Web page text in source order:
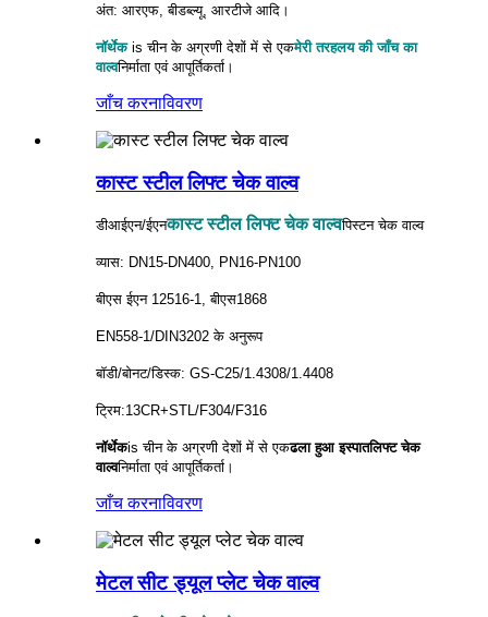
अंत: आरएफ, बीडब्ल्यू, आरटीजे आदि।
नॉर्थेक is चीन के अग्रणी देशों में से एकमेरी तरहलय की जाँच का
वाल्वनिर्माता एवं आपूर्तिकर्ता।
जाँच करनाविवरण
कास्ट स्टील लिफ्ट चेक वाल्व
डीआईएन/ईएनकास्ट स्टील लिफ्ट चेक वाल्वपिस्टन चेक वाल्व
व्यास: DN15-DN400, PN16-PN100
बीएस ईएन 12516-1, बीएस1868
EN558-1/DIN3202 के अनुरूप
बॉडी/बोनट/डिस्क: GS-C25/1.4308/1.4408
ट्रिम:13CR+STL/F304/F316
नॉर्थेकis चीन के अग्रणी देशों में से एकढला हुआ इस्पातलिफ्ट चेक
वाल्वनिर्माता एवं आपूर्तिकर्ता।
जाँच करनाविवरण
मेटल सीट ड्यूल प्लेट चेक वाल्व